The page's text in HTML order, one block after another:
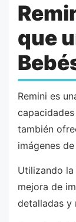
que
Remini es
también
imágenes
Utilizando
mejora de
detalladas y